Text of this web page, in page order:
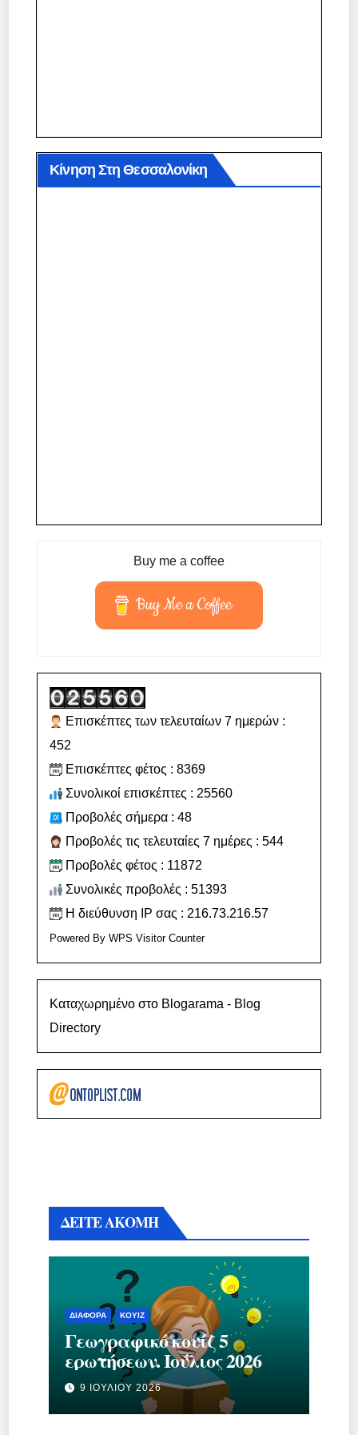
Κίνηση Στη Θεσσαλονίκη
Buy me a coffee
Buy Me a Coffee
Επισκέπτες των τελευταίων 7 ημερών :
452
Επισκέπτες φέτος : 8369
Συνολικοί επισκέπτες : 25560
Προβολές σήμερα : 48
Προβολές τις τελευταίες 7 ημέρες : 544
Προβολές φέτος : 11872
Συνολικές προβολές : 51393
Η διεύθυνση IP σας : 216.73.216.57
Powered ByWPS Visitor Counter
Καταχωρημένο στο Blogarama - Blog
Directory
ΔΕΙΤΕ ΑΚΟΜΗ
ΔΙΆΦΟΡΑ ΚΟΥΊΖ
Γεωγραφικό κουίζ 5
ερωτήσεων. Ιούλιος 2026
9 ΙΟΥΛΊΟΥ 2026